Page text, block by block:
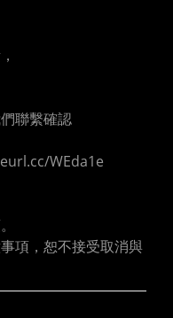
聯繫確認
WEda1e
項，恕不接受取消與